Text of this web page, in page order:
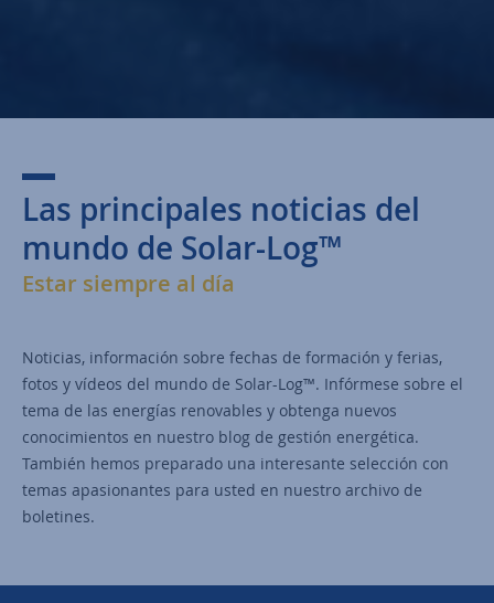
Las principales noticias del
mundo de Solar-Log™
Estar siempre al día
Noticias, información sobre fechas de formación y ferias,
fotos y vídeos del mundo de Solar-Log™. Infórmese sobre el
tema de las energías renovables y obtenga nuevos
conocimientos en nuestro blog de gestión energética.
También hemos preparado una interesante selección con
temas apasionantes para usted en nuestro archivo de
boletines.